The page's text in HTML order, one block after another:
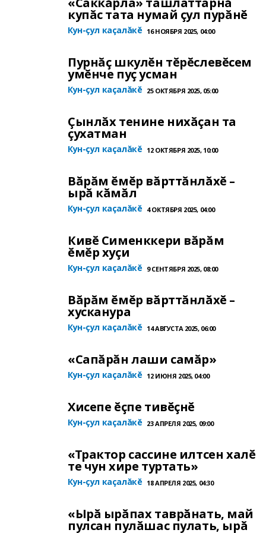
купăс тата нумай çул пурăнĕ
Кун-çул каçалăкĕ 16 НОЯБРЯ 2025, 04:00
Пурнăç шкулĕн тĕрĕслевĕсем
умĕнче пуç усман
Кун-çул каçалăкĕ 25 ОКТЯБРЯ 2025, 05:00
Çынлăх тенине нихăçан та
çухатман
Кун-çул каçалăкĕ 12 ОКТЯБРЯ 2025, 10:00
Вăрăм ĕмĕр вăрттăнлăхĕ –
ырă кăмăл
Кун-çул каçалăкĕ 4 ОКТЯБРЯ 2025, 04:00
Кивĕ Сименккери вăрăм
ĕмĕр хуçи
Кун-çул каçалăкĕ 9 СЕНТЯБРЯ 2025, 08:00
Вăрăм ĕмĕр вăрттăнлăхĕ –
хусканура
Кун-çул каçалăкĕ 14 АВГУСТА 2025, 06:00
«Сапăрăн лаши самăр»
Кун-çул каçалăкĕ 12 ИЮНЯ 2025, 04:00
Хисепе ĕçпе тивĕçнĕ
Кун-çул каçалăкĕ 23 АПРЕЛЯ 2025, 09:00
«Трактор сассине илтсен халĕ
те чун хире туртать»
Кун-çул каçалăкĕ 18 АПРЕЛЯ 2025, 04:30
«Ырă ырăпах таврăнать, май
пулсан пулăшас пулать, ырă